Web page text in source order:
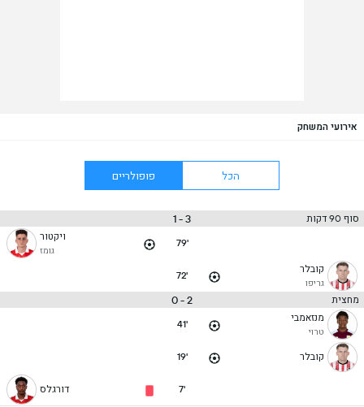
אירועי המשחק
הכל פופולריים
סוף 90 דקות 3 - 1
79'
ויקטור
גומז
קובלר
גריפו
72'
מחצית 2 - 0
מנזאמבי
טרוי
41'
קובלר 19'
7' דורגלס